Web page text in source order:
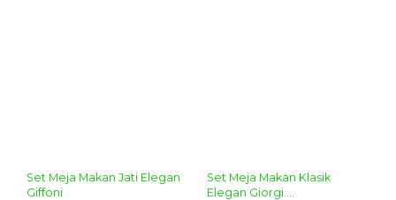
Set Meja Makan Jati Elegan
Giffoni
Set Meja Makan Klasik
Elegan Giorgi....